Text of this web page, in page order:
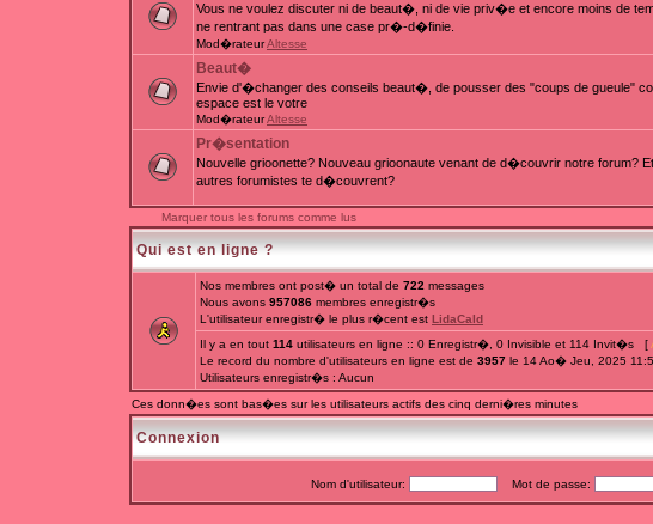
Vous ne voulez discuter ni de beaut�, ni de vie priv�e et encore moins de
ne rentrant pas dans une case pr�-d�finie.
Mod�rateurAltesse
Beaut�
Envie d'�changer des conseils beaut�, de pousser des "coups de gueule"
espace est le votre
Mod�rateurAltesse
Pr�sentation
Nouvelle grioonette? Nouveau grioonaute venant de d�couvrir notre forum?
autres forumistes te d�couvrent?
Marquer tous les forums comme lus
Qui est en ligne ?
Nos membres ont post� un total de 722 messages
Nous avons 957086 membres enregistr�s
L'utilisateur enregistr� le plus r�cent est LidaCald
Il y a en tout 114 utilisateurs en ligne :: 0 Enregistr�, 0 Invisible et 114 Invit�s [
Le record du nombre d'utilisateurs en ligne est de 3957 le 14 Ao� Jeu, 2025
Utilisateurs enregistr�s : Aucun
Ces donn�es sont bas�es sur les utilisateurs actifs des cinq derni�res minutes
Connexion
Nom d'utilisateur: Mot de passe: